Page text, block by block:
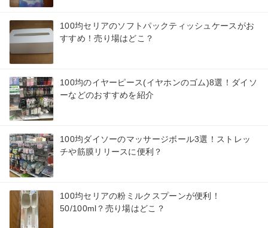
100均セリアのソフトパックティッシュケースがお
すすめ！売り場はどこ？
100均のイヤーピース(イヤホンのゴム)8選！ダイソ
ーなどのおすすめを紹介
100均ダイソーのマッサージボール3選！ストレッ
チや筋膜リリースに便利？
100均セリアの粉ミルクスプーンが便利！
50/100ml？売り場はどこ？